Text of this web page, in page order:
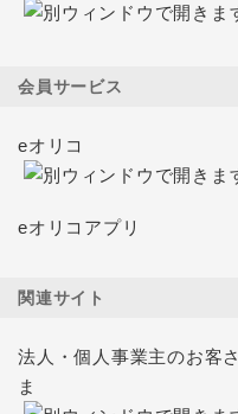
会員サービス
eオリコ
eオリコアプリ
関連サイト
法人・個人事業主のお客さ
ま